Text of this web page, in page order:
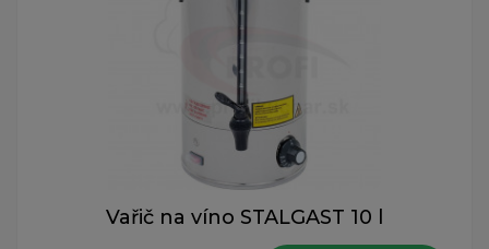
Vařič na víno STALGAST 10 l